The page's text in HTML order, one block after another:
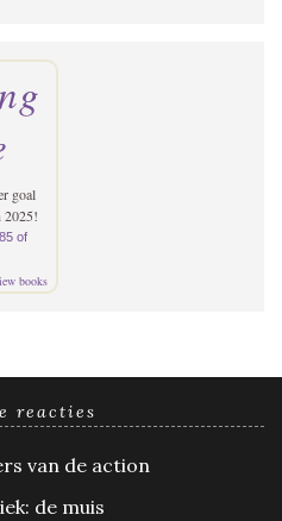
goal
2025!
of
books
reacties
van de action
de muis